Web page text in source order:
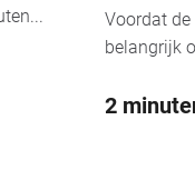
Voordat
belangrijk
2